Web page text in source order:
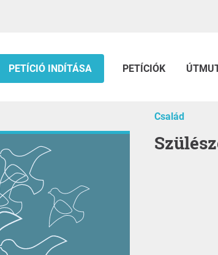
PETÍCIÓ INDÍTÁSA PETÍCIÓK
Család